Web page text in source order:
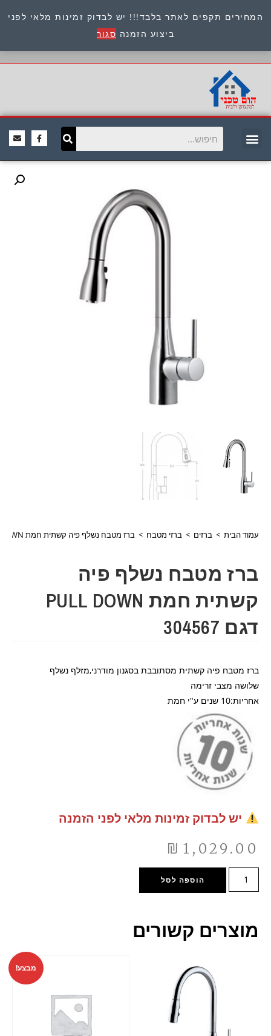
המחירים תקפים לאתר בלבד!!! יש לבדוק זמינות מלאי לפני
ביצוע הזמנה סגור
כתובת : היוזמים 9 אור יהודה שירות לקוחות 054-
8945722
עמוד הבית > ברזים > ברזי מטבח > ברז מטבח נשלף פיה קשתית חמת PULL DOWN דגם 304567
ברז מטבח נשלף פיה
קשתית חמת PULL DOWN
דגם 304567
ברז מטבח פיה קשתית מסתובבת בסגנון מודרני,מזלף נשלף
שלושה מצבי זרימה
אחריות:10 שנים ע"י חמת
יש לבדוק זמינות מלאי לפני הזמנה
₪ 1,029.00
הוספה לסל
מוצרים קשורים
מבצע!